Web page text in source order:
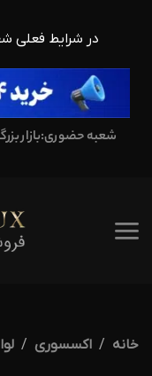
در شرایط فعلی
شعبه حضوری:بازار
خانه اکسسوری